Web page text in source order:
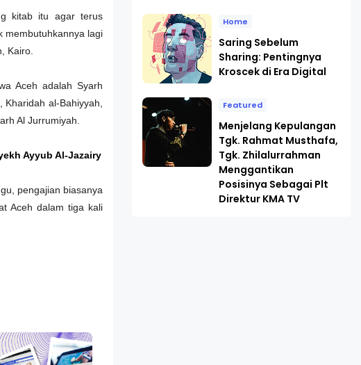
kitab itu agar terus
membutuhkannya lagi
Kairo.
Aceh adalah Syarh
Kharidah al-Bahiyyah,
Al Jurrumiyah.
Ayyub Al-Jazairy
pengajian biasanya
Aceh dalam tiga kali
Home
Saring Sebelum
Sharing: Pentingnya
Kroscek di Era Digital
Featured
Menjelang Kepulangan
Tgk. Rahmat Musthafa,
Tgk. Zhilalurrahman
Menggantikan
Posisinya Sebagai Plt
Direktur KMA TV